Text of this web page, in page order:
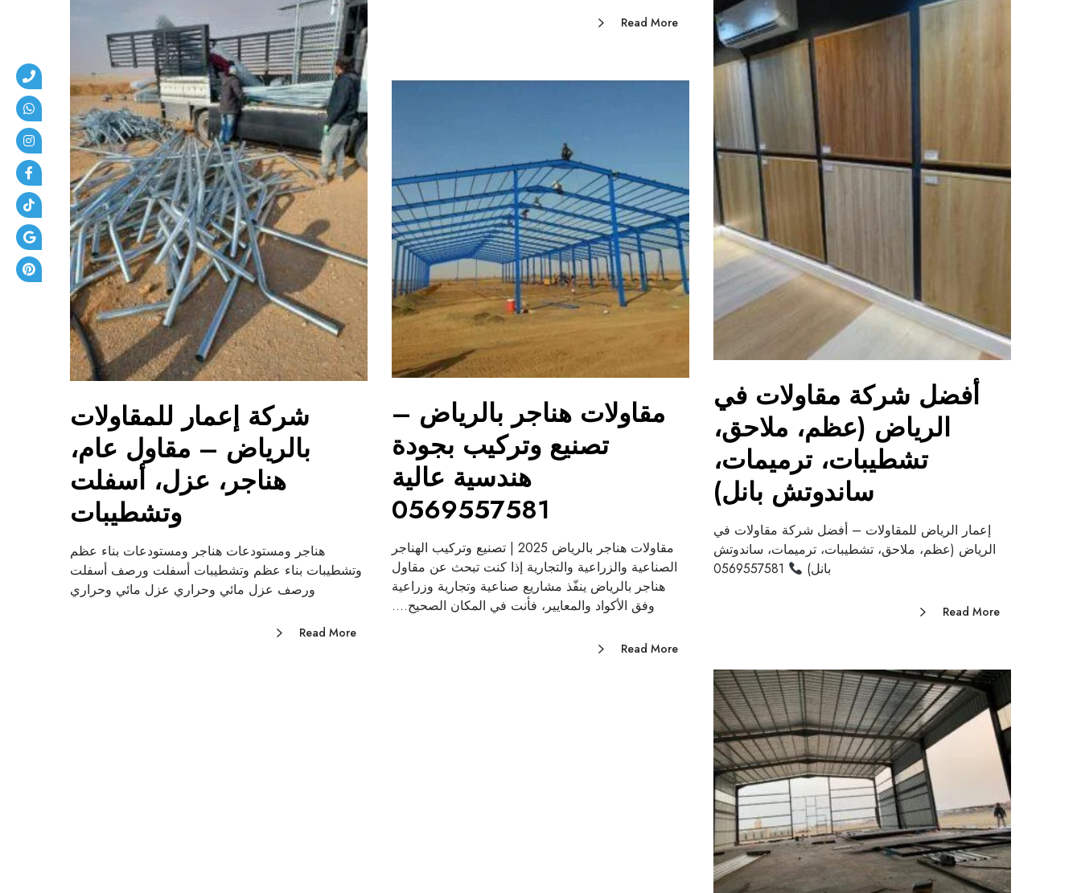
Read More
أفضل شركة مقاولات في
الرياض (عظم، ملاحق،
تشطيبات، ترميمات،
ساندوتش بانل)
إعمار الرياض للمقاولات – أفضل شركة مقاولات في
الرياض (عظم، ملاحق، تشطيبات، ترميمات، ساندوتش
بانل)
Read More
شركة إعمار للمقاولات
بالرياض – مقاول عام،
هناجر، عزل، أسفلت
وتشطيبات
هناجر ومستودعات هناجر ومستودعات بناء عظم
وتشطيبات بناء عظم وتشطيبات أسفلت ورصف أسفلت
ورصف عزل مائي وحراري عزل مائي وحراري
Read More
مقاولات هناجر بالرياض –
تصنيع وتركيب بجودة
هندسية عالية
0569557581
مقاولات هناجر بالرياض 2025 | تصنيع وتركيب الهناجر
الصناعية والزراعية والتجارية إذا كنت تبحث عن مقاول
هناجر بالرياض ينفّذ مشاريع صناعية وتجارية وزراعية
وفق الأكواد والمعايير، فأنت في المكان الصحيح.…
Read More